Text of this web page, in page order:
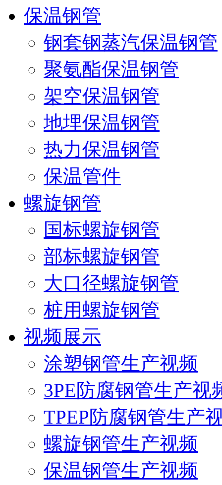
保温钢管
钢套钢蒸汽保温钢管
聚氨酯保温钢管
架空保温钢管
地埋保温钢管
热力保温钢管
保温管件
螺旋钢管
国标螺旋钢管
部标螺旋钢管
大口径螺旋钢管
桩用螺旋钢管
视频展示
涂塑钢管生产视频
3PE防腐钢管生产视
TPEP防腐钢管生产
螺旋钢管生产视频
保温钢管生产视频